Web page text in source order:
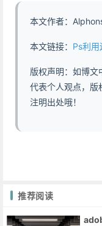
本文作者：
本文链接： Ps利用边框实
版权声明：如博文
代表个人观点，版
注明出处哦！
推荐阅读